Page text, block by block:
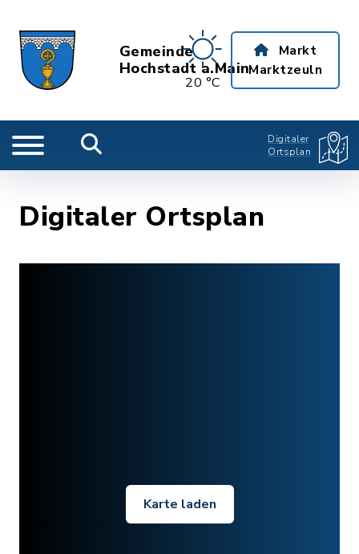
Gemeinde
Hochstadt a.Main
20 °C
Markt
Marktzeuln
Digitaler
Ortsplan
Digitaler Ortsplan
Karte laden